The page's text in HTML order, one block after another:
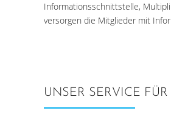
Informationsschnittstelle,
versorgen die Mitglieder mit
UNSER SERVICE FÜR